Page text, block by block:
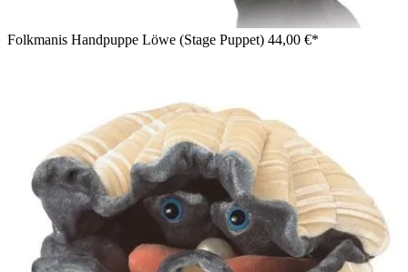
Folkmanis Handpuppe Löwe (Stage Puppet) 44,00 €*